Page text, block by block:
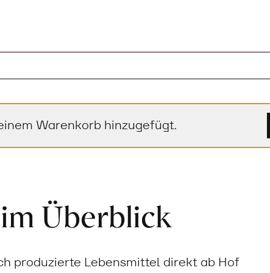
Warenkorb hinzugefügt.
Überblick
produzierte Lebensmittel direkt ab Hof